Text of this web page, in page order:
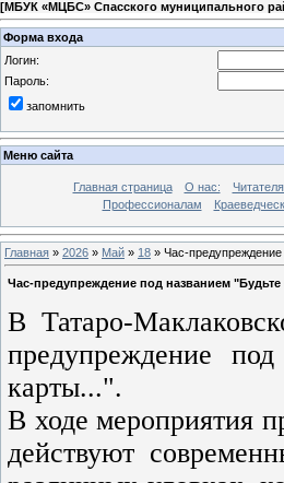
[МБУК «МЦБС» Спасского муниципального
Форма входа
Логин:
Пароль:
запомнить
Меню сайта
Главная страница О нас:
Профессионалам
Главная » 2026 » Май » 18 » Час-
Час-предупреждение под названием
В Татаро-
предупреждение
карты...".
В ходе мероприятия
действуют